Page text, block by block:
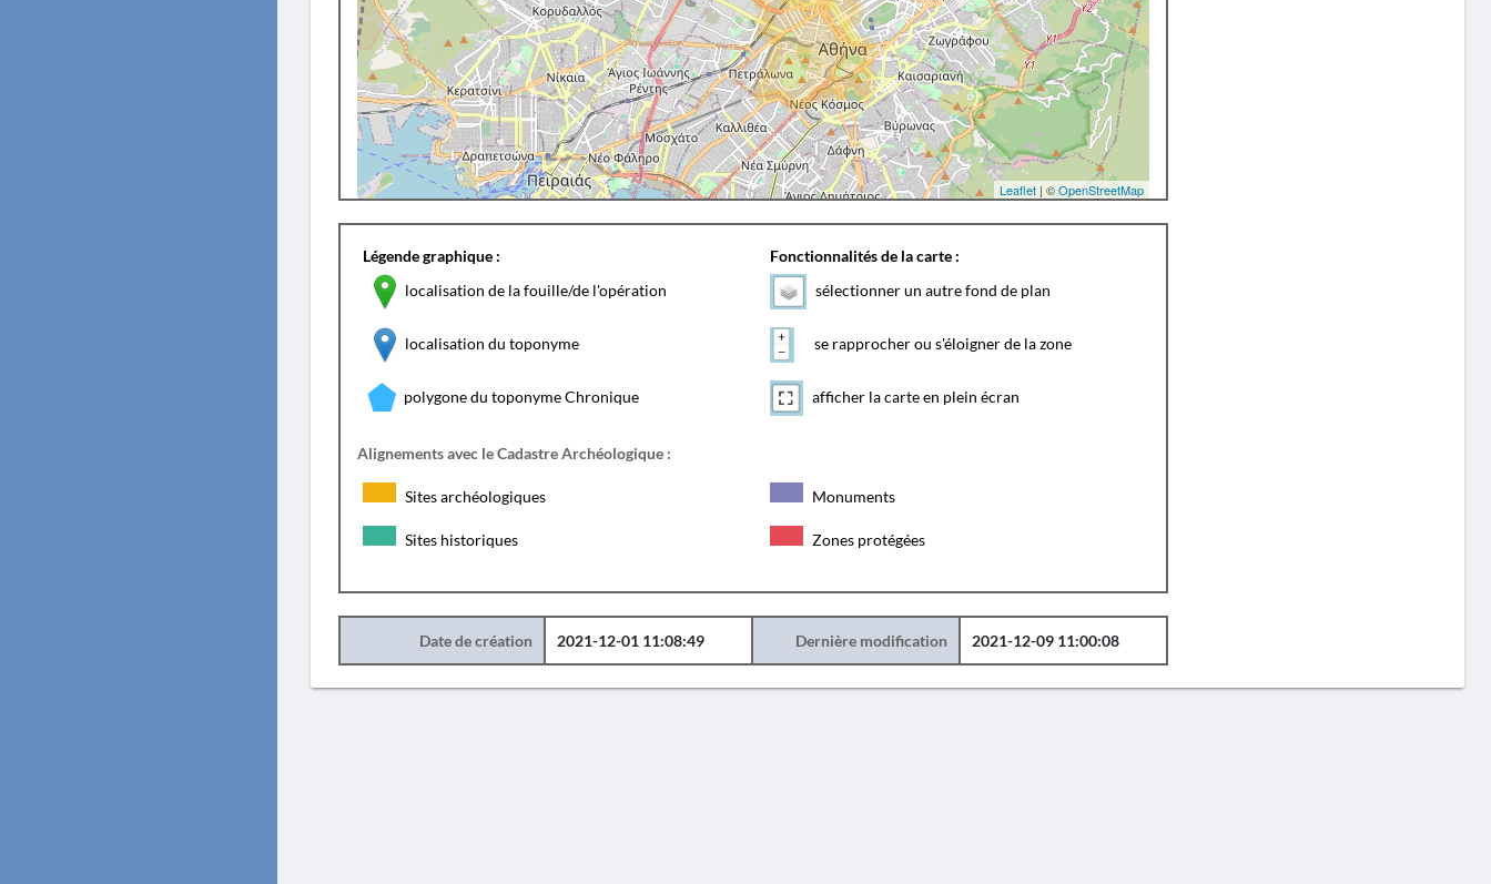
Leaflet| ©OpenStreetMap
Légende graphique :
localisation de la fouille/de l'opération
localisation du toponyme
polygone du toponyme Chronique
Fonctionnalités de la carte :
sélectionner un autre fond de plan
se rapprocher ou s'éloigner de la zone
afficher la carte en plein écran
Alignements avec le Cadastre Archéologique :
Sites archéologiques Monuments
Sites historiques Zones protégées
Date de création 2021-12-01 11:08:49 Dernière modification 2021-12-09 11:00:08